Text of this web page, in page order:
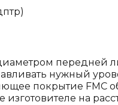
передней
нужный
покрытие
изготовителе на